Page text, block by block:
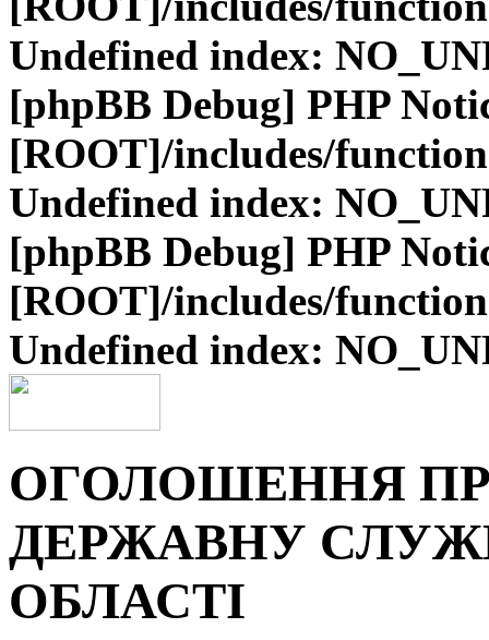
Undefined index:
[phpBB Debug] PHP
[ROOT]/includes/
Undefined index:
[phpBB Debug] PHP
[ROOT]/includes/
Undefined index:
ОГОЛОШЕННЯ
ДЕРЖАВНУ
ОБЛАСТІ